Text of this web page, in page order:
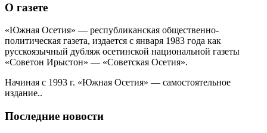
О газете
«Южная Осетия» — республиканская общественно-
политическая газета, издается с января 1983 года как
русскоязычный дубляж осетинской национальной газеты
«Советон Ирыстон» — «Советская Осетия».
Начиная с 1993 г. «Южная Осетия» — самостоятельное
издание..
Последние новости